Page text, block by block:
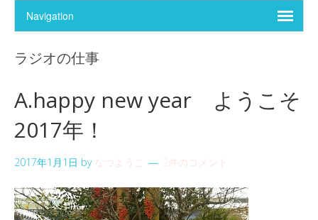
ラジオの仕事
A.happy new year ようこそ
2017年！
2017年1月1日 by なつようこ 2件のコメント